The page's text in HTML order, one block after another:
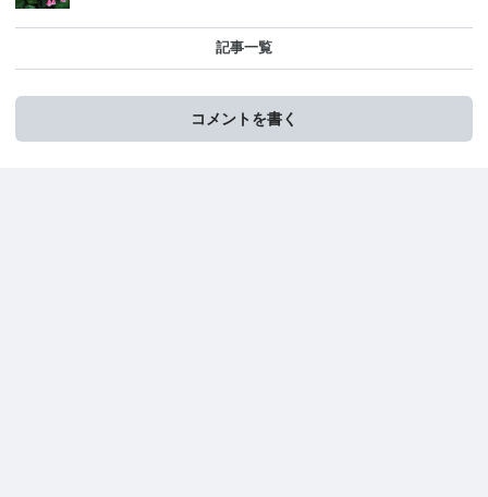
記事一覧
コメントを書く